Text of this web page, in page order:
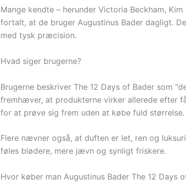
Mange kendte – herunder Victoria Beckham,
fortalt, at de bruger Augustinus Bader dagligt.
med tysk præcision.
Hvad siger brugerne?
Brugerne beskriver The 12 Days of Bader som
fremhæver, at produkterne virker allerede efter
for at prøve sig frem uden at købe fuld størrelse.
Flere nævner også, at duften er let, ren og
føles blødere, mere jævn og synligt friskere.
Hvor køber man Augustinus Bader The 12 Days